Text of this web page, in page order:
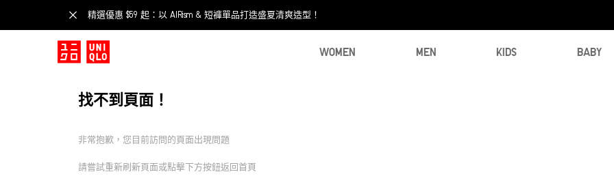
精選優惠 $59 起：以 AIRism & 短褲單品打造盛夏清爽造型！
WOMEN MEN KIDS BABY
找不到頁面！
非常抱歉，您目前訪問的頁面出現問題
請嘗試重新刷新頁面或點擊下方按鈕返回首頁